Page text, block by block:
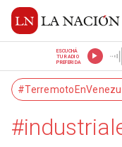
ESCUCHÁ
TU RADIO
PREFERIDA